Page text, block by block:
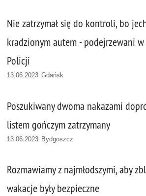
Nie zatrzymał się do kontroli, bo
kradzionym autem - podejrzewani
Policji
13.06.2023 Gdańsk
Poszukiwany dwoma nakazami
listem gończym zatrzymany
13.06.2023 Bydgoszcz
Rozmawiamy z najmłodszymi, aby
wakacje były bezpieczne